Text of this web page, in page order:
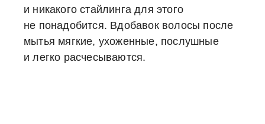
и никакого стайлинга для этого
не понадобится. Вдобавок волосы после
мытья мягкие, ухоженные, послушные
и легко расчесываются.